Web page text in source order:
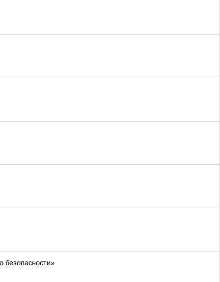
безопасности»